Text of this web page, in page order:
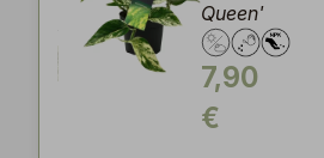
Queen'
7,90
€